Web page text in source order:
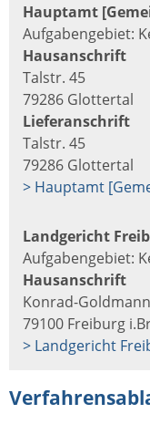
Hauptamt
Aufgabengebiet:
Hausanschrift
Talstr. 45
79286 Glottertal
Lieferanschrift
Talstr. 45
79286 Glottertal
> Hauptamt
Landgericht
Aufgabengebiet:
Hausanschrift
Konrad-
79100 Freiburg
> Landgericht